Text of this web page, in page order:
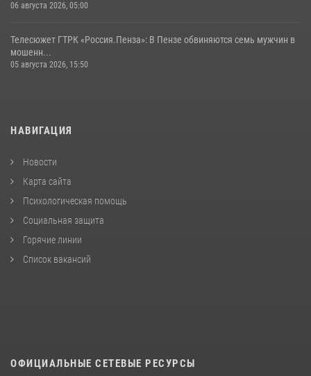
06 августа 2026, 05:00
Телесюжет ГТРК «Россия.Пенза»: В Пензе обвиняются семь мужчин в
мошенн...
05 августа 2026, 15:50
НАВИГАЦИЯ
Новости
Карта сайта
Психологическая помощь
Социальная защита
Горячие линии
Список вакансий
ОФИЦИАЛЬНЫЕ СЕТЕВЫЕ РЕСУРСЫ